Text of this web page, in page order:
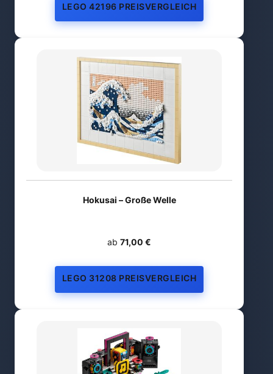
LEGO 42196 PREISVERGLEICH
Hokusai – Große Welle
ab 71,00 €
LEGO 31208 PREISVERGLEICH